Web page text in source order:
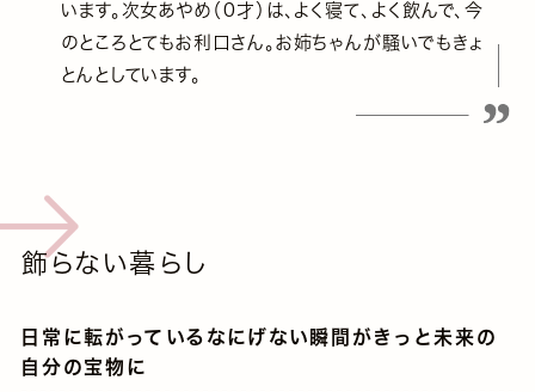
います。次女あやめ（0才）は、よく寝て、よく飲んで、今
のところとてもお利口さん。お姉ちゃんが騒いでもきょ
とんとしています。
飾らない暮らし
日常に転がっているなにげない瞬間がきっと未来の
自分の宝物に